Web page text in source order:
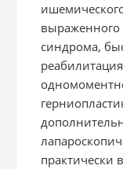
выраженного
синдрома,
практически